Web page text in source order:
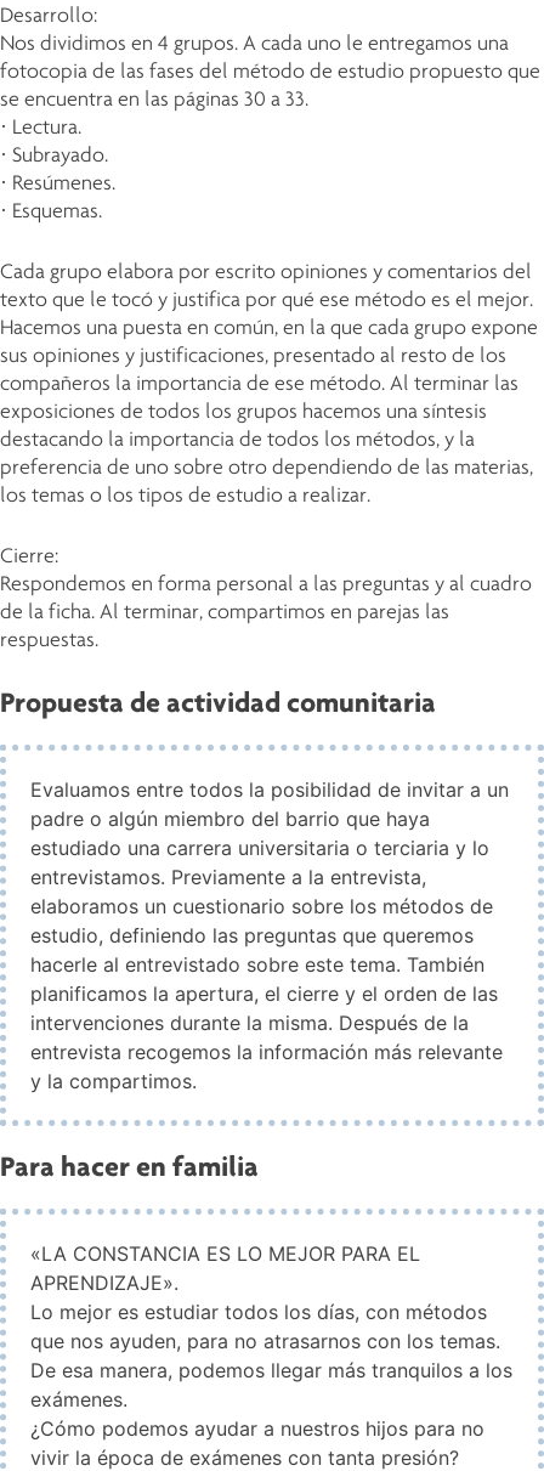
Desarrollo:
Nos dividimos en 4 grupos. A cada uno le entregamos una
fotocopia de las fases del método de estudio propuesto que
se encuentra en las páginas 30 a 33.
· Lectura.
· Subrayado.
· Resúmenes.
· Esquemas.
Cada grupo elabora por escrito opiniones y comentarios del
texto que le tocó y justifica por qué ese método es el mejor.
Hacemos una puesta en común, en la que cada grupo expone
sus opiniones y justificaciones, presentado al resto de los
compañeros la importancia de ese método. Al terminar las
exposiciones de todos los grupos hacemos una síntesis
destacando la importancia de todos los métodos, y la
preferencia de uno sobre otro dependiendo de las materias,
los temas o los tipos de estudio a realizar.
Cierre:
Respondemos en forma personal a las preguntas y al cuadro
de la ficha. Al terminar, compartimos en parejas las
respuestas.
Propuesta de actividad comunitaria
Evaluamos entre todos la posibilidad de invitar a un
padre o algún miembro del barrio que haya
estudiado una carrera universitaria o terciaria y lo
entrevistamos. Previamente a la entrevista,
elaboramos un cuestionario sobre los métodos de
estudio, definiendo las preguntas que queremos
hacerle al entrevistado sobre este tema. También
planificamos la apertura, el cierre y el orden de las
intervenciones durante la misma. Después de la
entrevista recogemos la información más relevante
y la compartimos.
Para hacer en familia
«LA CONSTANCIA ES LO MEJOR PARA EL
APRENDIZAJE».
Lo mejor es estudiar todos los días, con métodos
que nos ayuden, para no atrasarnos con los temas.
De esa manera, podemos llegar más tranquilos a los
exámenes.
¿Cómo podemos ayudar a nuestros hijos para no
vivir la época de exámenes con tanta presión?